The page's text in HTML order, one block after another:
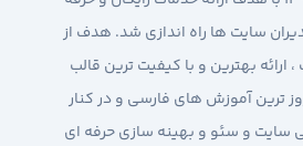
سایت ها راه اندازی شد. هدف از
ارائه بهترین و با کیفیت ترین قالب
ترین آموزش های فارسی و در کنار
سایت و سئو و بهینه سازی حرفه ای